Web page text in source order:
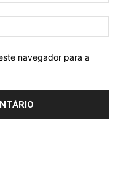
navegador para a